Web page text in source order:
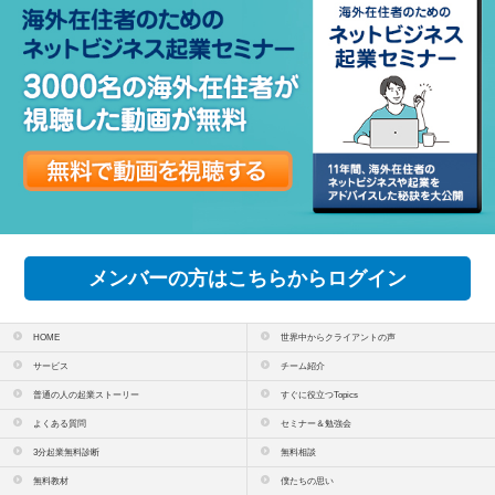
メンバーの方はこちらからログイン
HOME 世界中からクライアントの声
サービス チーム紹介
普通の人の起業ストーリー すぐに役立つTopics
よくある質問 セミナー＆勉強会
3分起業無料診断 無料相談
無料教材 僕たちの思い